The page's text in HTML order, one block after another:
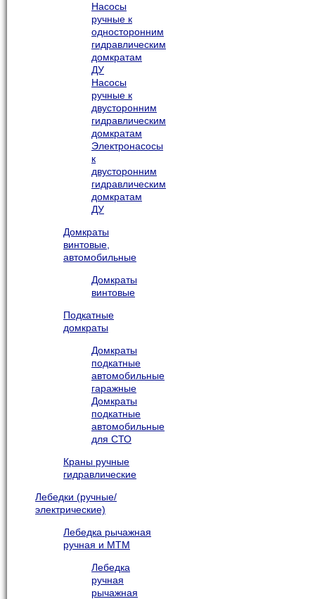
Насосы
ручные к
односторонним
гидравлическим
домкратам
ДУ
Насосы
ручные к
двусторонним
гидравлическим
домкратам
Электронасосы
к
двусторонним
гидравлическим
домкратам
ДУ
Домкраты
винтовые,
автомобильные
Домкраты
винтовые
Подкатные
домкраты
Домкраты
подкатные
автомобильные
гаражные
Домкраты
подкатные
автомобильные
для СТО
Краны ручные
гидравлические
Лебедки (ручные/
электрические)
Лебедка рычажная
ручная и МТМ
Лебедка
ручная
рычажная